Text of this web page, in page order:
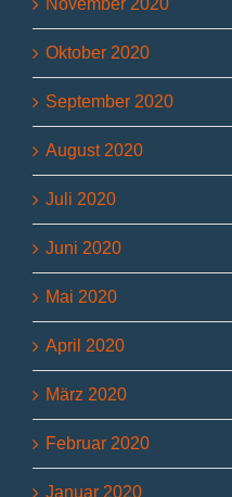
Oktober 2020
September 2020
August 2020
Juli 2020
Juni 2020
Mai 2020
April 2020
März 2020
Februar 2020
Januar 2020